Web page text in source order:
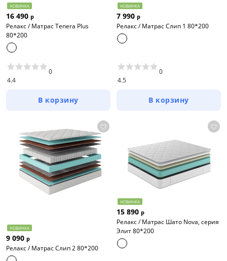
НОВИНКА
16 490 р
Релакс / Матрас Tenera Plus
80*200
4.4
0
В корзину
НОВИНКА
7 990 р
Релакс / Матрас Слип 1 80*200
4.5
0
В корзину
НОВИНКА
9 090 р
Релакс / Матрас Слип 2 80*200
НОВИНКА
15 890 р
Релакс / Матрас Шато Nova, серия
Элит 80*200